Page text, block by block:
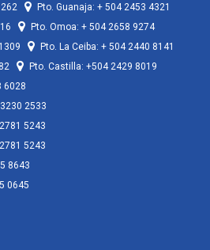
Pto. Guanaja: + 504 2453 4321
Pto. Omoa: + 504 2658 9274
Pto. La Ceiba: + 504 2440 8141
Pto. Castilla: +504 2429 8019
6028
2533
5243
5243
8643
0645